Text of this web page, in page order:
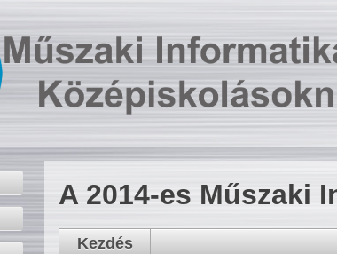
A 2014-es Műszaki
Kezdés